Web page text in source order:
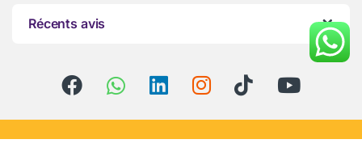
Récents avis